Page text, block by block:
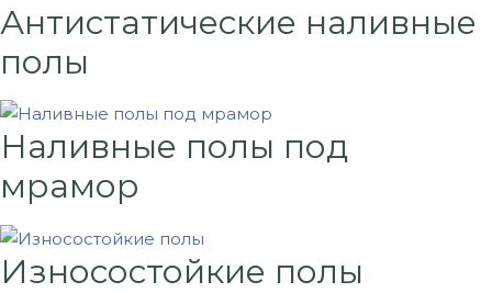
Антистатические наливные
полы
Наливные полы под
мрамор
Износостойкие полы